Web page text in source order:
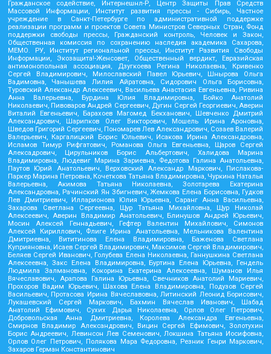
Гражданское содействие, Интернешнл-Р, Центр Защиты Прав Средств
Массовой Информации, Институт развития прессы - Сибирь, Частное
учреждение в Санкт-Петербурге по административной поддержке
реализации программ и проектов Совета Министров Северных Стран, Фонд
поддержки свободы прессы, Гражданский контроль, Человек и Закон,
Общественная комиссия по сохранению наследия академика Сахарова,
МЕМО. РУ, Институт региональной прессы, Институт Развития Свободы
Информации, Экозащита!-Женсовет, Общественный вердикт, Евразийская
антимонопольная ассоциация, Дзугкоева Регина Николаевна, Кривенко
Сергей Владимирович, Милославский Павел Юрьевич, Шнырова Ольга
Вадимовна, Чанышева Лилия Айратовна, Сидорович Ольга Борисовна,
Туровский Александр Алексеевич, Васильева Анастасия Евгеньевна, Ривина
Анна Валерьевна, Бурдина Юлия Владимировна, Бойко Анатолий
Николаевич, Пивоваров Андрей Сергеевич, Дугин Сергей Георгиевич, Аверин
Виталий Евгеньевич, Барахоев Магомед Бекханович, Шевченко Дмитрий
Александрович, Шарипков Олег Викторович, Мошель Ирина Ароновна,
Шведов Григорий Сергеевич, Пономарев Лев Александрович, Созаев Валерий
Валерьевич, Каргалицкий Борис Юльевич, Исакова Ирина Александровна,
Исламов Тимур Рифгатович, Романова Ольга Евгеньевна, Щаров Сергей
Алексадрович, Цирульников Борис Альбертович, Халидова Марина
Владимировна, Людевиг Марина Зариевна, Федотова Галина Анатольевна,
Паутов Юрий Анатольевич, Верховский Александр Маркович, Пислакова-
Паркер Марина Петровна, Кочеткова Татьяна Владимировна, Чуркина Наталья
Валерьевна, Акимова Татьяна Николаевна, Золотарева Екатерина
Александровна, Рачинский Ян Збигневич, Жемкова Елена Борисовна, Гудков
Лев Дмитриевич, Илларионова Юлия Юрьевна, Саранг Анна Васильевна,
Захарова Светлана Сергеевна, Щур Татьяна Михайловна, Щур Николай
Алексеевич, Аверин Владимир Анатольевич, Блинушов Андрей Юрьевич,
Мосин Алексей Геннадьевич, Гефтер Валентин Михайлович, Симонов
Алексей Кириллович, Флиге Ирина Анатольевна, Мельникова Валентина
Дмитриевна, Вититинова Елена Владимировна, Баженова Светлана
Куприяновна, Исаев Сергей Владимирович, Максимов Сергей Владимирович,
Беляев Сергей Иванович, Голубева Елена Николаевна, Ганнушкина Светлана
Алексеевна, Закс Елена Владимировна, Буртина Елена Юрьевна, Гендель
Людмила Залмановна, Кокорина Екатерина Алексеевна, Шуманов Илья
Вячеславович, Арапова Галина Юрьевна, Свечников Анатолий Мариевич,
Прохоров Вадим Юрьевич, Шахова Елена Владимировна, Подузов Сергей
Васильевич, Протасова Ирина Вячеславовна, Литинский Леонид Борисович,
Лукашевский Сергей Маркович, Бахмин Вячеслав Иванович, Шабад
Анатолий Ефимович, Сухих Дарья Николаевна, Орлов Олег Петрович,
Добровольская Анна Дмитриевна, Королева Александра Евгеньевна,
Смирнов Владимир Александрович, Вицин Сергей Ефимович, Золотухин
Борис Андреевич, Левинсон Лев Семенович, Локшина Татьяна Иосифовна,
Орлов Олег Петрович, Полякова Мара Федоровна, Резник Генри Маркович,
Захаров Герман Константинович